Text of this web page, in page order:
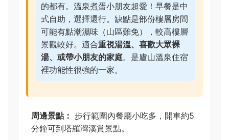
的都有。溫泉煮蛋小朋友超愛！早餐是中
式自助，選擇還行。缺點是部份樓層房間
可能有點潮濕味（山區難免），較高樓層
景觀較好。適合重視湯溫、喜歡大眾裸
湯、或帶小朋友的家庭。是廬山溫泉住宿
裡功能性很強的一家。
周邊景點： 步行範圍內餐廳小吃多，開車約5
分鐘可到塔羅灣溪賞景點。